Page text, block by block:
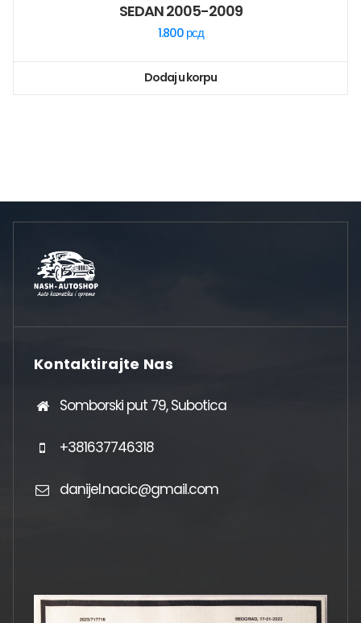
SEDAN 2005-2009
1.800 рсд
Dodaj u korpu
Kontaktirajte Nas
Somborski put 79, Subotica
+381637746318
danijel.nacic@gmail.com